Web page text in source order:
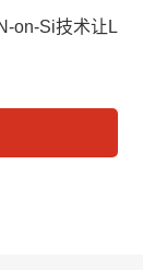
on-Si技术让L